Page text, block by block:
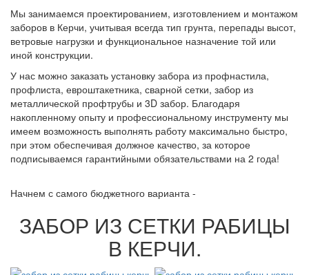
Мы занимаемся проектированием, изготовлением и монтажом
заборов в Керчи, учитывая всегда тип грунта, перепады высот,
ветровые нагрузки и функциональное назначение той или
иной конструкции.
У нас можно заказать установку забора из профнастила,
профлиста, евроштакетника, сварной сетки, забор из
металлической профтрубы и 3D забор. Благодаря
накопленному опыту и профессиональному инструменту мы
имеем возможность выполнять работу максимально быстро,
при этом обеспечивая должное качество, за которое
подписываемся гарантийными обязательствами на 2 года!
Начнем с самого бюджетного варианта -
ЗАБОР ИЗ СЕТКИ РАБИЦЫ
В КЕРЧИ.